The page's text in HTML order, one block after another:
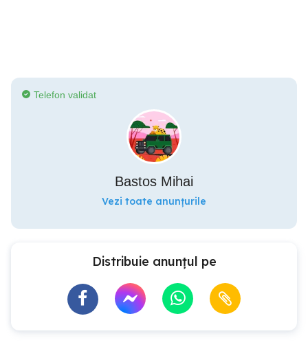
Telefon validat
Bastos Mihai
Vezi toate anunțurile
Distribuie anunțul pe